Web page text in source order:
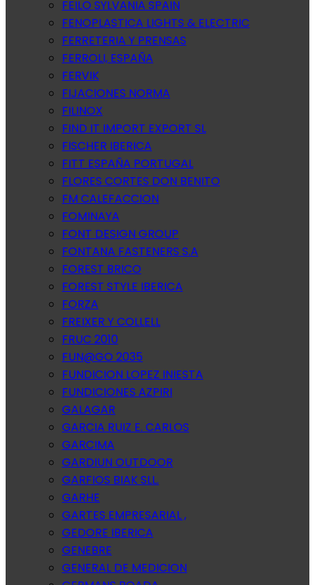
FEILO SYLVANIA SPAIN
FENOPLASTICA LIGHTS & ELECTRIC
FERRETERIA Y PRENSAS
FERROLI, ESPAÑA
FERVIK
FIJACIONES NORMA
FILINOX
FIND IT IMPORT EXPORT SL
FISCHER IBERICA
FITT ESPAÑA PORTUGAL
FLORES CORTES DON BENITO
FM CALEFACCION
FOMINAYA
FONT DESIGN GROUP
FONTANA FASTENERS S.A
FOREST BRICO
FOREST STYLE IBERICA
FORZA
FREIXER Y COLLELL
FRUC 2010
FUN@GO 2035
FUNDICION LOPEZ INIESTA
FUNDICIONES AZPIRI
GALAGAR
GARCIA RUIZ E. CARLOS
GARCIMA
GARDIUN OUTDOOR
GARFIOS BIAK SLL.
GARHE
GARTES EMPRESARIAL ,
GEDORE IBERICA
GENEBRE
GENERAL DE MEDICION